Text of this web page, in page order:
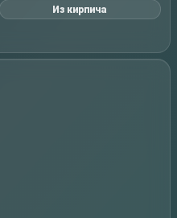
Из кирпича